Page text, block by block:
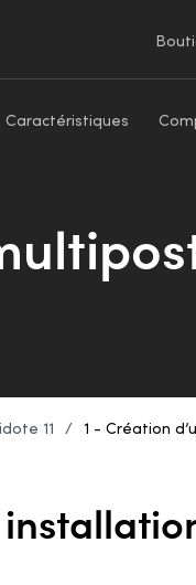
Caractéristiques
11 / 1 - Création